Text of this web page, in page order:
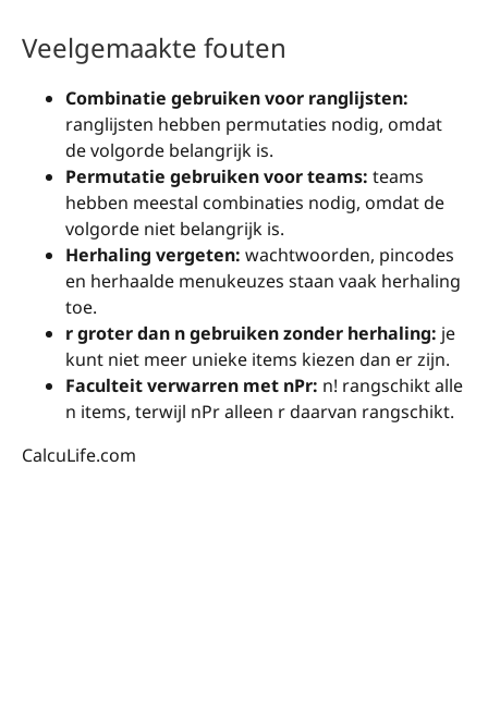
Veelgemaakte fouten
Combinatie gebruiken voor ranglijsten:
ranglijsten hebben permutaties nodig, omdat
de volgorde belangrijk is.
Permutatie gebruiken voor teams: teams
hebben meestal combinaties nodig, omdat de
volgorde niet belangrijk is.
Herhaling vergeten: wachtwoorden, pincodes
en herhaalde menukeuzes staan vaak herhaling
toe.
r groter dan n gebruiken zonder herhaling: je
kunt niet meer unieke items kiezen dan er zijn.
Faculteit verwarren met nPr: n! rangschikt alle
n items, terwijl nPr alleen r daarvan rangschikt.
CalcuLife.com